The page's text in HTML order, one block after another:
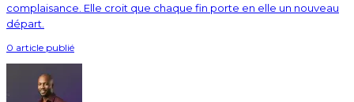
complaisance. Elle croit que chaque fin porte en elle un nouveau
départ.
0 article publié